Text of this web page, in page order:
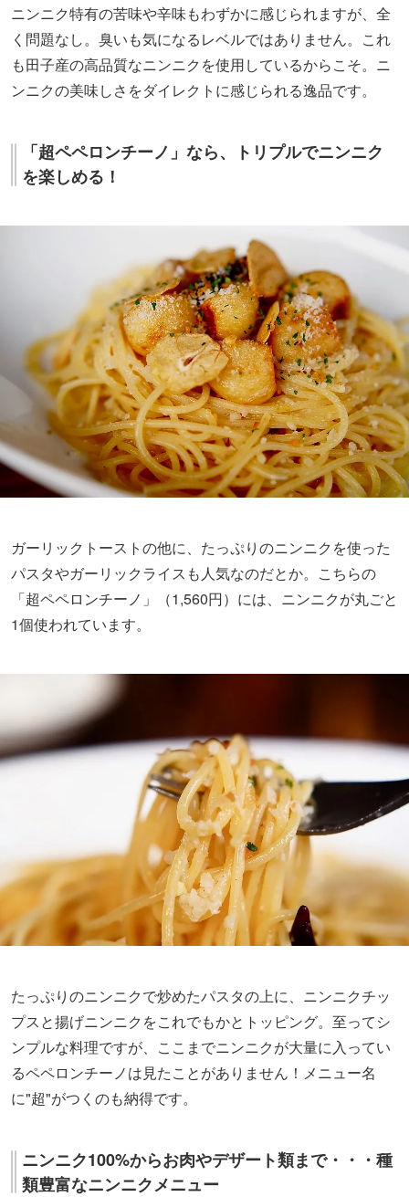
ニンニク特有の苦味や辛味もわずかに感じられますが、全
く問題なし。臭いも気になるレベルではありません。これ
も田子産の高品質なニンニクを使用しているからこそ。ニ
ンニクの美味しさをダイレクトに感じられる逸品です。
「超ペペロンチーノ」なら、トリプルでニンニク
を楽しめる！
ガーリックトーストの他に、たっぷりのニンニクを使った
パスタやガーリックライスも人気なのだとか。こちらの
「超ペペロンチーノ」（1,560円）には、ニンニクが丸ごと
1個使われています。
たっぷりのニンニクで炒めたパスタの上に、ニンニクチッ
プスと揚げニンニクをこれでもかとトッピング。至ってシ
ンプルな料理ですが、ここまでニンニクが大量に入ってい
るペペロンチーノは見たことがありません！メニュー名
に"超"がつくのも納得です。
ニンニク100%からお肉やデザート類まで・・・種
類豊富なニンニクメニュー